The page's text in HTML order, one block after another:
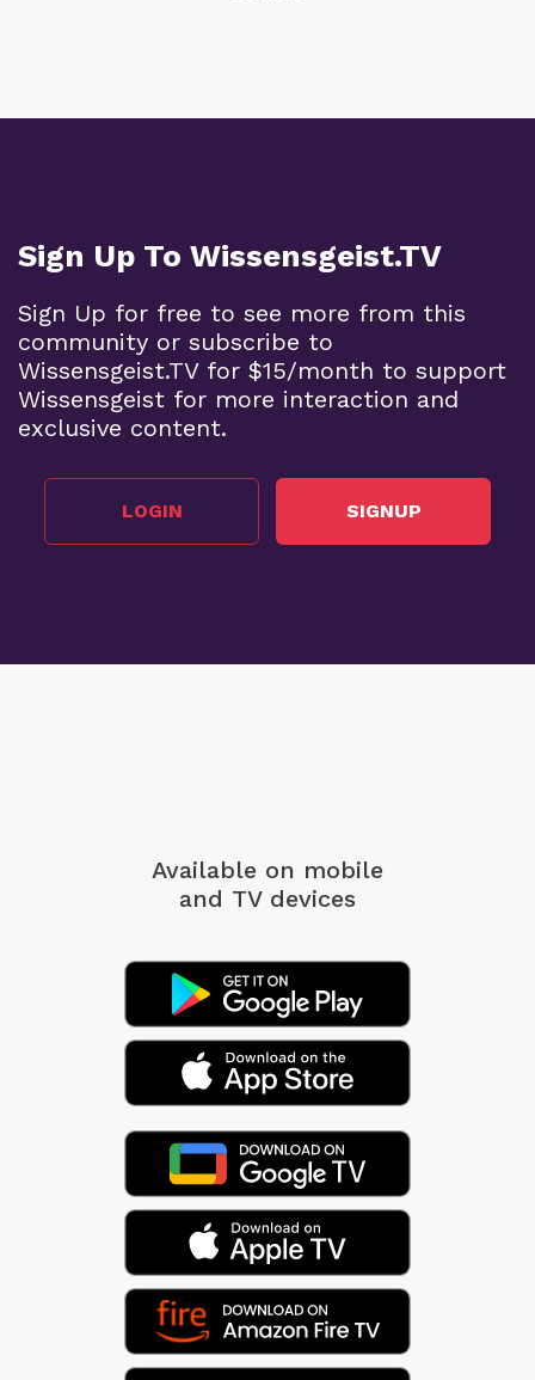
Sign Up To Wissensgeist.TV
Sign Up for free to see more from this
community or subscribe to
Wissensgeist.TV for $15/month to support
Wissensgeist for more interaction and
exclusive content.
LOGIN SIGNUP
Available on mobile
and TV devices